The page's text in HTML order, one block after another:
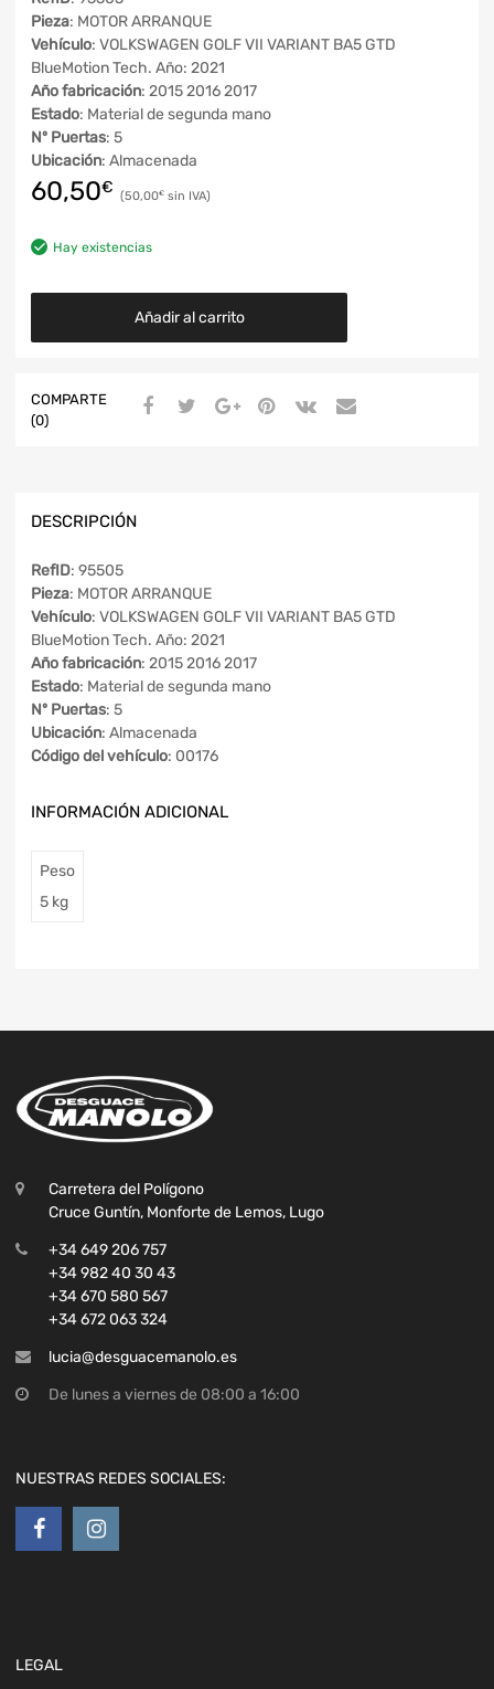
Pieza: MOTOR ARRANQUE
Vehículo: VOLKSWAGEN GOLF VII VARIANT BA5 GTD
BlueMotion Tech. Año: 2021
Año fabricación: 2015 2016 2017
Estado: Material de segunda mano
Nº Puertas: 5
Ubicación: Almacenada
60,50€ 50,00€
Hay existencias
Añadir al carrito
COMPARTE
(0)
DESCRIPCIÓN
RefID: 95505
Pieza: MOTOR ARRANQUE
Vehículo: VOLKSWAGEN GOLF VII VARIANT BA5 GTD
BlueMotion Tech. Año: 2021
Año fabricación: 2015 2016 2017
Estado: Material de segunda mano
Nº Puertas: 5
Ubicación: Almacenada
Código del vehículo: 00176
INFORMACIÓN ADICIONAL
Peso
5 kg
Carretera del Polígono
Cruce Guntín, Monforte de Lemos, Lugo
+34 649 206 757
+34 982 40 30 43
+34 670 580 567
+34 672 063 324
lucia@desguacemanolo.es
De lunes a viernes de 08:00 a 16:00
NUESTRAS REDES SOCIALES:
LEGAL